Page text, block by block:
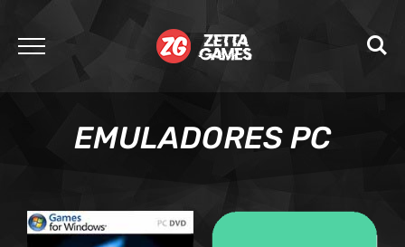
EMULADORES PC